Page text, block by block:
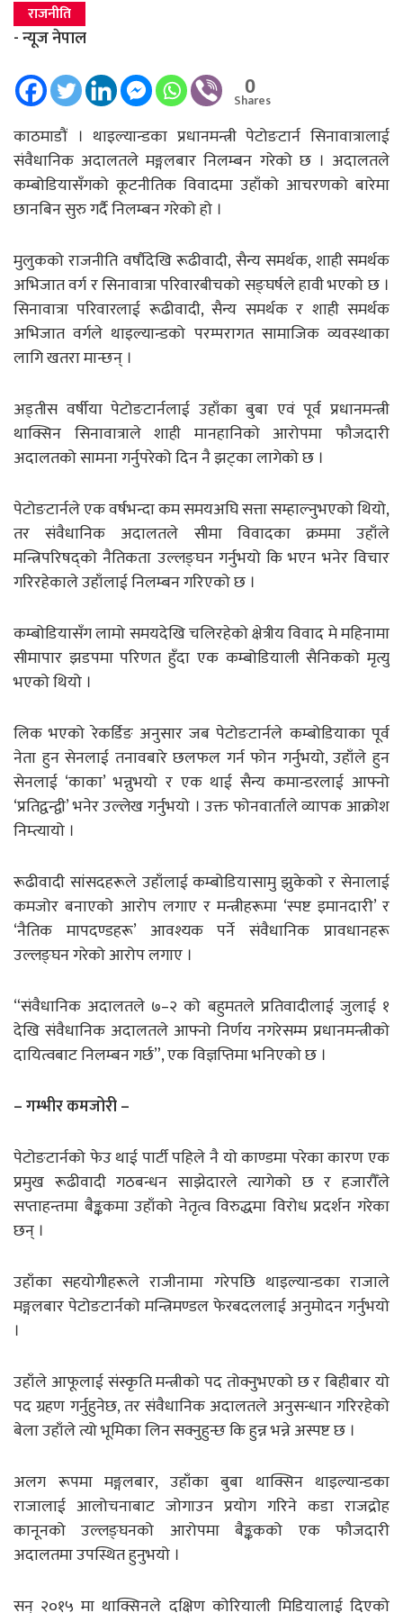
राजनीति
- न्यूज नेपाल
0
Shares
काठमाडौं । थाइल्यान्डका प्रधानमन्त्री पेटोङटार्न सिनावात्रालाई
संवैधानिक अदालतले मङ्गलबार निलम्बन गरेको छ । अदालतले
कम्बोडियासँगको कूटनीतिक विवादमा उहाँको आचरणको बारेमा
छानबिन सुरु गर्दै निलम्बन गरेको हो ।
मुलुकको राजनीति वर्षौदेखि रूढीवादी, सैन्य समर्थक, शाही समर्थक
अभिजात वर्ग र सिनावात्रा परिवारबीचको सङ्घर्षले हावी भएको छ ।
सिनावात्रा परिवारलाई रूढीवादी, सैन्य समर्थक र शाही समर्थक
अभिजात वर्गले थाइल्यान्डको परम्परागत सामाजिक व्यवस्थाका
लागि खतरा मान्छन् ।
अड्तीस वर्षीया पेटोङटार्नलाई उहाँका बुबा एवं पूर्व प्रधानमन्त्री
थाक्सिन सिनावात्राले शाही मानहानिको आरोपमा फौजदारी
अदालतको सामना गर्नुपरेको दिन नै झट्का लागेको छ ।
पेटोङटार्नले एक वर्षभन्दा कम समयअघि सत्ता सम्हाल्नुभएको थियो,
तर संवैधानिक अदालतले सीमा विवादका क्रममा उहाँले
मन्त्रिपरिषद्को नैतिकता उल्लङ्घन गर्नुभयो कि भएन भनेर विचार
गरिरहेकाले उहाँलाई निलम्बन गरिएको छ ।
कम्बोडियासँग लामो समयदेखि चलिरहेको क्षेत्रीय विवाद मे महिनामा
सीमापार झडपमा परिणत हुँदा एक कम्बोडियाली सैनिकको मृत्यु
भएको थियो ।
लिक भएको रेकर्डिङ अनुसार जब पेटोङटार्नले कम्बोडियाका पूर्व
नेता हुन सेनलाई तनावबारे छलफल गर्न फोन गर्नुभयो, उहाँले हुन
सेनलाई ‘काका’ भन्नुभयो र एक थाई सैन्य कमान्डरलाई आफ्नो
‘प्रतिद्वन्द्वी’ भनेर उल्लेख गर्नुभयो । उक्त फोनवार्ताले व्यापक आक्रोश
निम्त्यायो ।
रूढीवादी सांसदहरूले उहाँलाई कम्बोडियासामु झुकेको र सेनालाई
कमजोर बनाएको आरोप लगाए र मन्त्रीहरूमा ‘स्पष्ट इमानदारी’ र
‘नैतिक मापदण्डहरू’ आवश्यक पर्ने संवैधानिक प्रावधानहरू
उल्लङ्घन गरेको आरोप लगाए ।
“संवैधानिक अदालतले ७–२ को बहुमतले प्रतिवादीलाई जुलाई १
देखि संवैधानिक अदालतले आफ्नो निर्णय नगरेसम्म प्रधानमन्त्रीको
दायित्वबाट निलम्बन गर्छ”, एक विज्ञप्तिमा भनिएको छ ।
– गम्भीर कमजोरी –
पेटोङटार्नको फेउ थाई पार्टी पहिले नै यो काण्डमा परेका कारण एक
प्रमुख रूढीवादी गठबन्धन साझेदारले त्यागेको छ र हजारौँले
सप्ताहन्तमा बैङ्ककमा उहाँको नेतृत्व विरुद्धमा विरोध प्रदर्शन गरेका
छन् ।
उहाँका सहयोगीहरूले राजीनामा गरेपछि थाइल्यान्डका राजाले
मङ्गलबार पेटोङटार्नको मन्त्रिमण्डल फेरबदललाई अनुमोदन गर्नुभयो
।
उहाँले आफूलाई संस्कृति मन्त्रीको पद तोक्नुभएको छ र बिहीबार यो
पद ग्रहण गर्नुहुनेछ, तर संवैधानिक अदालतले अनुसन्धान गरिरहेको
बेला उहाँले त्यो भूमिका लिन सक्नुहुन्छ कि हुन्न भन्ने अस्पष्ट छ ।
अलग रूपमा मङ्गलबार, उहाँका बुबा थाक्सिन थाइल्यान्डका
राजालाई आलोचनाबाट जोगाउन प्रयोग गरिने कडा राजद्रोह
कानूनको उल्लङ्घनको आरोपमा बैङ्ककको एक फौजदारी
अदालतमा उपस्थित हुनुभयो ।
सन् २०१५ मा थाक्सिनले दक्षिण कोरियाली मिडियालाई दिएको